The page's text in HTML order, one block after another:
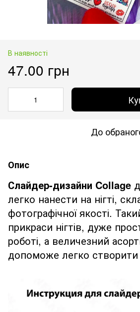
В наявності
47.00 грн
До
Опис
Слайдер-дизайни Collage
легко нанести на нігті,
фотографічної якості.
прикраси нігтів, дуже
роботі, а величезний
допоможе легко створити